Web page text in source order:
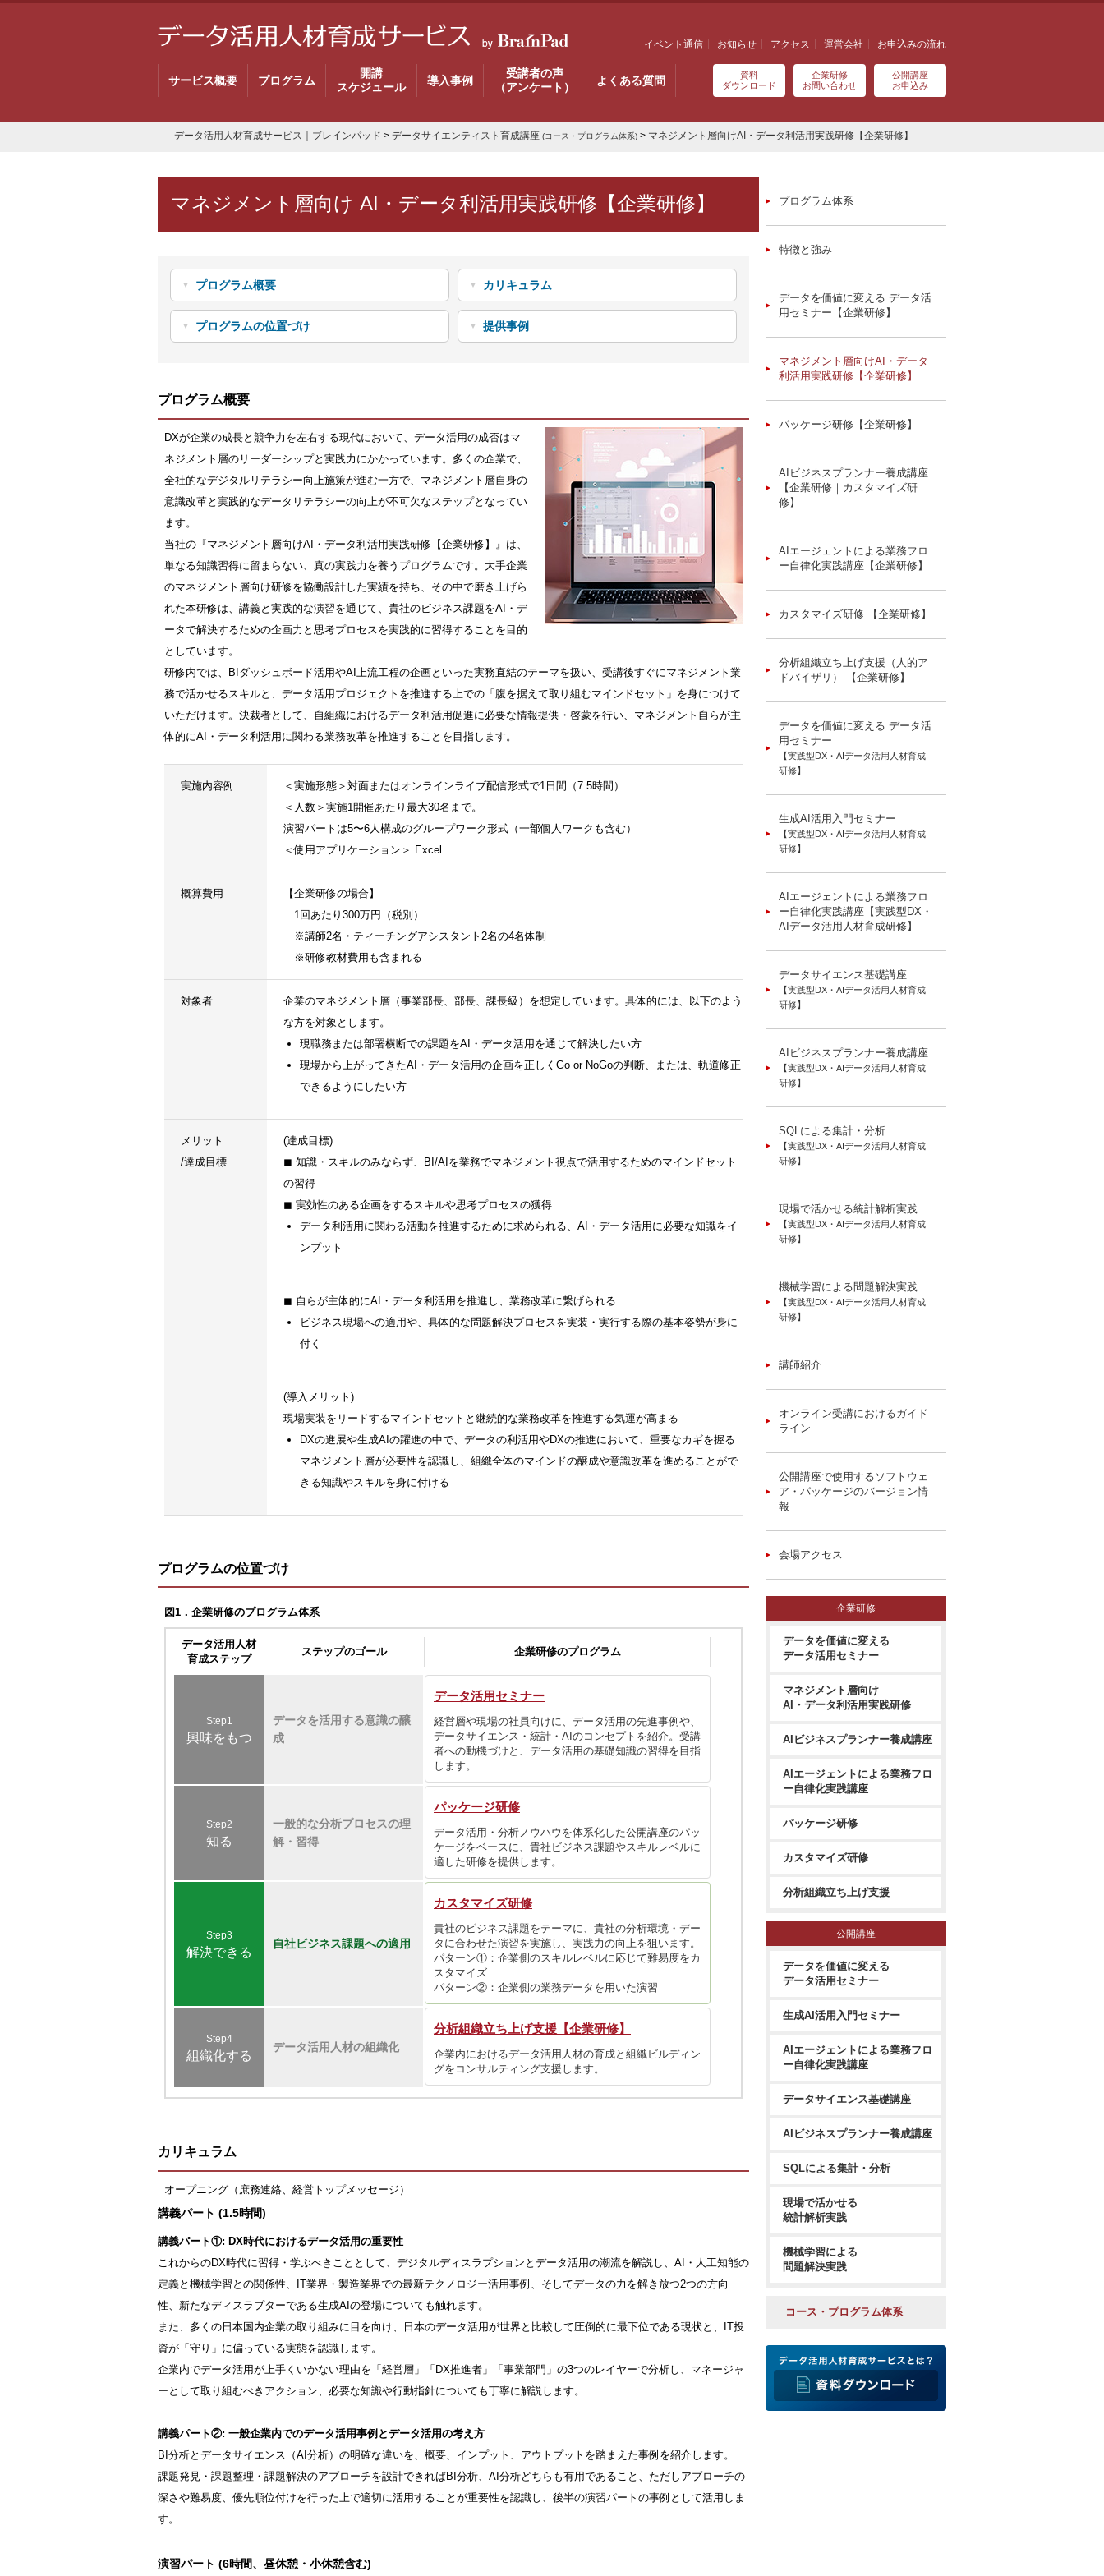
イベント通信 お知らせ アクセス 運営会社 お申込みの流れ
サービス概要 プログラム
開講
スケジュール
導入事例
受講者の声
（アンケート）
よくある質問
資料
ダウンロード
企業研修
お問い合わせ
公開講座
お申込み
データ活用人材育成サービス｜ブレインパッド > データサイエンティスト育成講座 (コース・プログラム体系) > マネジメント層向けAI・データ利活用実践研修【企業研修】
プログラム体系
特徴と強み
データを価値に変える データ活
用セミナー【企業研修】
マネジメント層向けAI・データ
利活用実践研修【企業研修】
パッケージ研修【企業研修】
AIビジネスプランナー養成講座
【企業研修｜カスタマイズ研
修】
AIエージェントによる業務フロ
ー自律化実践講座【企業研修】
カスタマイズ研修 【企業研修】
分析組織立ち上げ支援（人的ア
ドバイザリ） 【企業研修】
データを価値に変える データ活
用セミナー
【実践型DX・AIデータ活用人材育成
研修】
生成AI活用入門セミナー
【実践型DX・AIデータ活用人材育成
研修】
AIエージェントによる業務フロ
ー自律化実践講座【実践型DX・
AIデータ活用人材育成研修】
データサイエンス基礎講座
【実践型DX・AIデータ活用人材育成
研修】
AIビジネスプランナー養成講座
【実践型DX・AIデータ活用人材育成
研修】
SQLによる集計・分析
【実践型DX・AIデータ活用人材育成
研修】
現場で活かせる統計解析実践
【実践型DX・AIデータ活用人材育成
研修】
機械学習による問題解決実践
【実践型DX・AIデータ活用人材育成
研修】
講師紹介
オンライン受講におけるガイド
ライン
公開講座で使用するソフトウェ
ア・パッケージのバージョン情
報
会場アクセス
企業研修
データを価値に変える
データ活用セミナー
マネジメント層向け
AI・データ利活用実践研修
AIビジネスプランナー養成講座
AIエージェントによる業務フロ
ー自律化実践講座
パッケージ研修
カスタマイズ研修
分析組織立ち上げ支援
公開講座
データを価値に変える
データ活用セミナー
生成AI活用入門セミナー
AIエージェントによる業務フロ
ー自律化実践講座
データサイエンス基礎講座
AIビジネスプランナー養成講座
SQLによる集計・分析
現場で活かせる
統計解析実践
機械学習による
問題解決実践
コース・プログラム体系
マネジメント層向け AI・データ利活用実践研修【企業研修】
プログラム概要
プログラムの位置づけ
カリキュラム
提供事例
プログラム概要
DXが企業の成長と競争力を左右する現代において、データ活用の成否はマ
ネジメント層のリーダーシップと実践力にかかっています。多くの企業で、
全社的なデジタルリテラシー向上施策が進む一方で、マネジメント層自身の
意識改革と実践的なデータリテラシーの向上が不可欠なステップとなってい
ます。
当社の『マネジメント層向けAI・データ利活用実践研修【企業研修】』は、
単なる知識習得に留まらない、真の実践力を養うプログラムです。大手企業
のマネジメント層向け研修を協働設計した実績を持ち、その中で磨き上げら
れた本研修は、講義と実践的な演習を通じて、貴社のビジネス課題をAI・デ
ータで解決するための企画力と思考プロセスを実践的に習得することを目的
としています。
研修内では、BIダッシュボード活用やAI上流工程の企画といった実務直結のテーマを扱い、受講後すぐにマネジメント業
務で活かせるスキルと、データ活用プロジェクトを推進する上での「腹を据えて取り組むマインドセット」を身につけて
いただけます。決裁者として、自組織におけるデータ利活用促進に必要な情報提供・啓蒙を行い、マネジメント自らが主
体的にAI・データ利活用に関わる業務改革を推進することを目指します。
実施内容例
＜実施形態＞対面またはオンラインライブ配信形式で1日間（7.5時間）
＜人数＞実施1開催あたり最大30名まで。
演習パートは5〜6人構成のグループワーク形式（一部個人ワークも含む）
＜使用アプリケーション＞ Excel
概算費用
【企業研修の場合】
1回あたり300万円（税別）
※講師2名・ティーチングアシスタント2名の4名体制
※研修教材費用も含まれる
対象者
企業のマネジメント層（事業部長、部長、課長級）を想定しています。具体的には、以下のよう
な方を対象とします。
現職務または部署横断での課題をAI・データ活用を通じて解決したい方
現場から上がってきたAI・データ活用の企画を正しくGo or NoGoの判断、または、軌道修正
できるようにしたい方
メリット
/達成目標
(達成目標)
◼ 知識・スキルのみならず、BI/AIを業務でマネジメント視点で活用するためのマインドセット
の習得
◼ 実効性のある企画をするスキルや思考プロセスの獲得
データ利活用に関わる活動を推進するために求められる、AI・データ活用に必要な知識をイ
ンプット
◼ 自らが主体的にAI・データ利活用を推進し、業務改革に繋げられる
ビジネス現場への適用や、具体的な問題解決プロセスを実装・実行する際の基本姿勢が身に
付く
(導入メリット)
現場実装をリードするマインドセットと継続的な業務改革を推進する気運が高まる
DXの進展や生成AIの躍進の中で、データの利活用やDXの推進において、重要なカギを握る
マネジメント層が必要性を認識し、組織全体のマインドの醸成や意識改革を進めることがで
きる知識やスキルを身に付ける
プログラムの位置づけ
図1．企業研修のプログラム体系
データ活用人材
育成ステップ
ステップのゴール 企業研修のプログラム
Step1
興味をもつ
データを活用する意識の醸
成
データ活用セミナー
経営層や現場の社員向けに、データ活用の先進事例や、
データサイエンス・統計・AIのコンセプトを紹介。受講
者への動機づけと、データ活用の基礎知識の習得を目指
します。
Step2
知る
一般的な分析プロセスの理
解・習得
パッケージ研修
データ活用・分析ノウハウを体系化した公開講座のパッ
ケージをベースに、貴社ビジネス課題やスキルレベルに
適した研修を提供します。
Step3
解決できる
自社ビジネス課題への適用
カスタマイズ研修
貴社のビジネス課題をテーマに、貴社の分析環境・デー
タに合わせた演習を実施し、実践力の向上を狙います。
パターン①：企業側のスキルレベルに応じて難易度をカ
スタマイズ
パターン②：企業側の業務データを用いた演習
Step4
組織化する
データ活用人材の組織化
分析組織立ち上げ支援【企業研修】
企業内におけるデータ活用人材の育成と組織ビルディン
グをコンサルティング支援します。
カリキュラム
オープニング（庶務連絡、経営トップメッセージ）
講義パート (1.5時間)
講義パート①: DX時代におけるデータ活用の重要性
これからのDX時代に習得・学ぶべきこととして、デジタルディスラプションとデータ活用の潮流を解説し、AI・人工知能の
定義と機械学習との関係性、IT業界・製造業界での最新テクノロジー活用事例、そしてデータの力を解き放つ2つの方向
性、新たなディスラプターである生成AIの登場についても触れます。
また、多くの日本国内企業の取り組みに目を向け、日本のデータ活用が世界と比較して圧倒的に最下位である現状と、IT投
資が「守り」に偏っている実態を認識します。
企業内でデータ活用が上手くいかない理由を「経営層」「DX推進者」「事業部門」の3つのレイヤーで分析し、マネージャ
ーとして取り組むべきアクション、必要な知識や行動指針についても丁寧に解説します。
講義パート②: 一般企業内でのデータ活用事例とデータ活用の考え方
BI分析とデータサイエンス（AI分析）の明確な違いを、概要、インプット、アウトプットを踏まえた事例を紹介します。
課題発見・課題整理・課題解決のアプローチを設計できればBI分析、AI分析どちらも有用であること、ただしアプローチの
深さや難易度、優先順位付けを行った上で適切に活用することが重要性を認識し、後半の演習パートの事例として活用しま
す。
演習パート (6時間、昼休憩・小休憩含む)